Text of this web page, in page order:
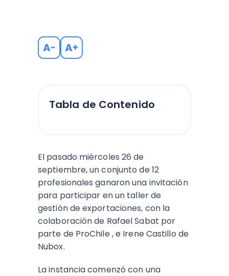
A- A+
Tabla de Contenido
El pasado miércoles 26 de
septiembre, un conjunto de 12
profesionales ganaron una invitación
para participar en un taller de
gestión de exportaciones, con la
colaboración de Rafael Sabat por
parte de ProChile , e Irene Castillo de
Nubox.
La instancia comenzó con una